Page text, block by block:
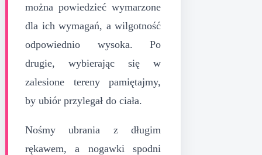
można powiedzieć wymarzone
dla ich wymagań, a wilgotność
odpowiednio wysoka. Po
drugie, wybierając się w
zalesione tereny pamiętajmy,
by ubiór przylegał do ciała.
Nośmy ubrania z długim
rękawem, a nogawki spodni